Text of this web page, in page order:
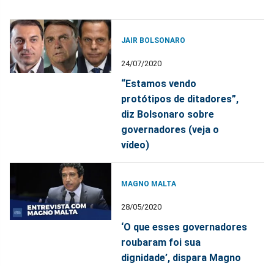
JAIR BOLSONARO
24/07/2020
“Estamos vendo
protótipos de ditadores”,
diz Bolsonaro sobre
governadores (veja o
vídeo)
MAGNO MALTA
28/05/2020
‘O que esses governadores
roubaram foi sua
dignidade’, dispara Magno